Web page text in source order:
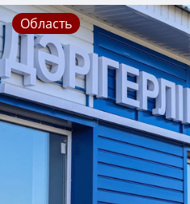
Область